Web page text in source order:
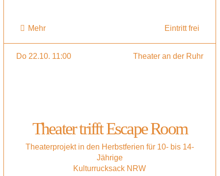
Mehr Eintritt frei
Do 22.10. 11:00 Theater an der Ruhr
Theater trifft Escape Room
Theaterprojekt in den Herbstferien für 10- bis 14-
Jährige
Kulturrucksack NRW